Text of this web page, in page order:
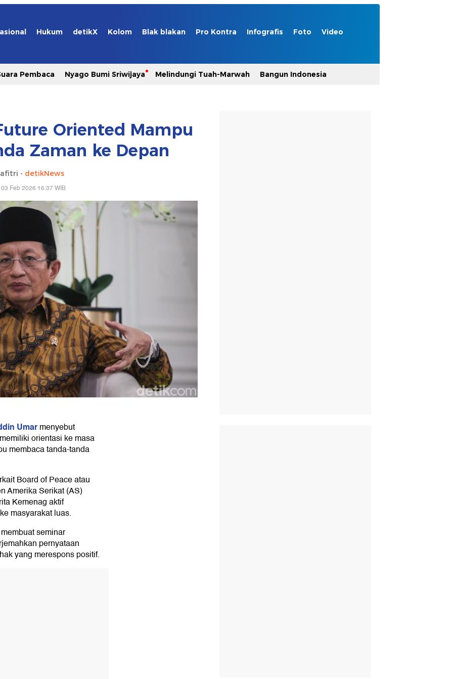
Hukum detikX Kolom Blak blakan Pro Kontra Infografis Foto Video
Pembaca Nyago Bumi Sriwijaya Melindungi Tuah-Marwah Bangun Indonesia
Oriented Mampu
Zaman ke Depan
- detikNews
Feb 2026 16:37 WIB
Umarmenyebut
orientasi ke masa
membaca tanda-tanda
Board of Peace atau
Amerika Serikat (AS)
Kemenag aktif
masyarakat luas.
seminar
pernyataan
yang merespons positif.